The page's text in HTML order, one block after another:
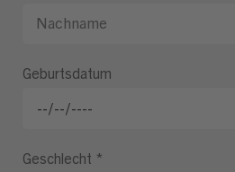
Geburtsdatum
Geschlecht *